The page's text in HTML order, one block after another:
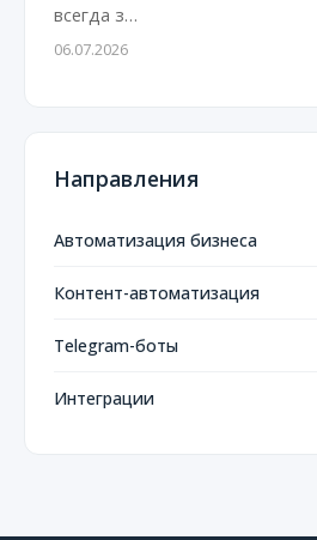
всегда з…
06.07.2026
Направления
Автоматизация бизнеса
Контент-автоматизация
Telegram-боты
Интеграции